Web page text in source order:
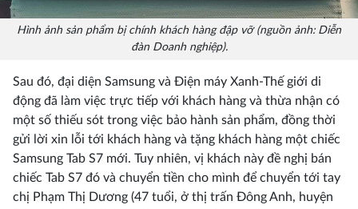
Hình ảnh sản phẩm bị chính khách hàng đập vỡ (nguồn ảnh: Diễn
đàn Doanh nghiệp).
Sau đó, đại diện Samsung và Điện máy Xanh-Thế giới di
động đã làm việc trực tiếp với khách hàng và thừa nhận có
một số thiếu sót trong việc bảo hành sản phẩm, đồng thời
gửi lời xin lỗi tới khách hàng và tặng khách hàng một chiếc
Samsung Tab S7 mới. Tuy nhiên, vị khách này đề nghị bán
chiếc Tab S7 đó và chuyển tiền cho mình để chuyển tới tay
chị Phạm Thị Dương (47 tuổi, ở thị trấn Đông Anh, huyện